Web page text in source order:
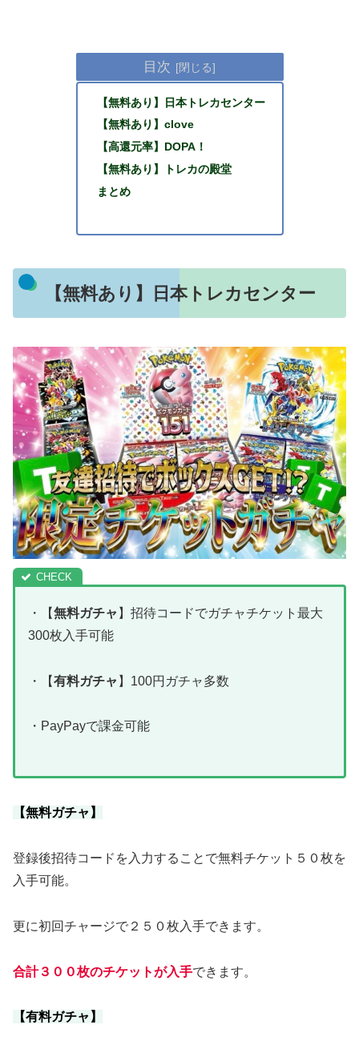
目次
【無料あり】日本トレカセンター
【無料あり】clove
【高還元率】DOPA！
【無料あり】トレカの殿堂
まとめ
【無料あり】日本トレカセンター
・【無料ガチャ 】招待コードでガチャチケット最大
300枚入手可能
・【有料ガチャ 】100円ガチャ多数
・PayPayで課金可能
【無料ガチャ】
登録後招待コードを入力することで無料チケット５０枚を
入手可能。
更に初回チャージで２５０枚入手できます。
合計３００枚のチケットが入手できます。
【有料ガチャ】